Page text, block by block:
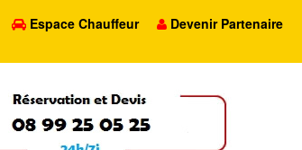
Espace Chauffeur Devenir Partenaire